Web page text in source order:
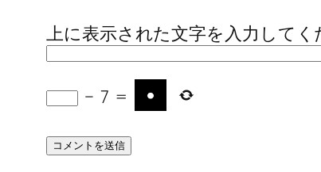
上に表示された文字を入力してく
− 7 =